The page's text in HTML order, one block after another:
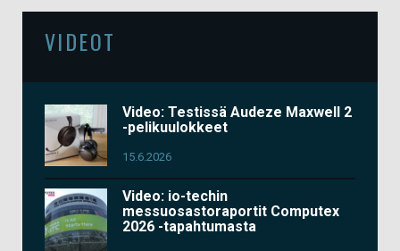
VIDEOT
Video: Testissä Audeze Maxwell 2
-pelikuulokkeet
15.6.2026
Video: io-techin
messuosastoraportit Computex
2026 -tapahtumasta